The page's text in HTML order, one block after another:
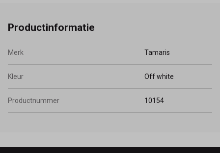
Productinformatie
Merk Tamaris
Kleur Off white
Productnummer 10154